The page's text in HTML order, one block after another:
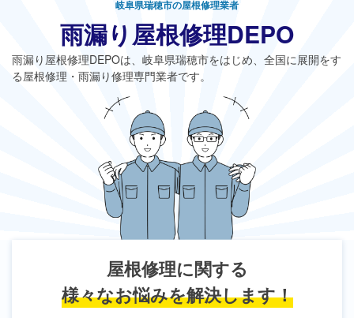
岐阜県瑞穂市の屋根修理業者
雨漏り屋根修理DEPO
雨漏り屋根修理DEPOは、岐阜県瑞穂市をはじめ、全国に展開をす
る屋根修理・雨漏り修理専門業者です。
屋根修理に関する
様々なお悩みを解決します！